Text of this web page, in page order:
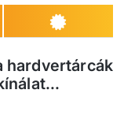
hardvertárcák